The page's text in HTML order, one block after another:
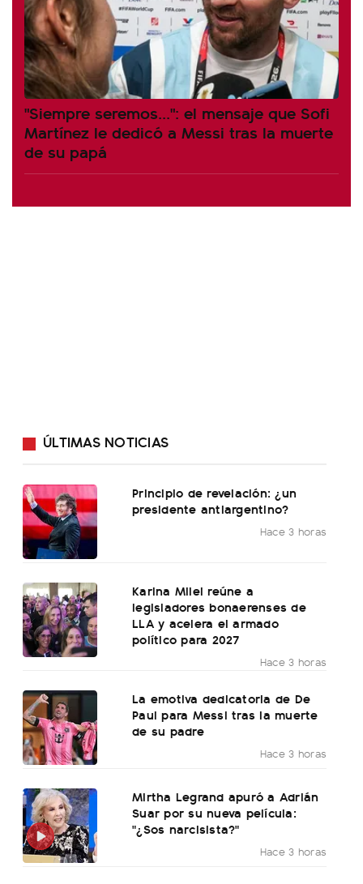
"Siempre seremos...": el mensaje que Sofi
Martínez le dedicó a Messi tras la muerte
de su papá
ÚLTIMAS NOTICIAS
Principio de revelación: ¿un
presidente antiargentino?
Hace 3 horas
Karina Milei reúne a
legisladores bonaerenses de
LLA y acelera el armado
político para 2027
Hace 3 horas
La emotiva dedicatoria de De
Paul para Messi tras la muerte
de su padre
Hace 3 horas
Mirtha Legrand apuró a Adrián
Suar por su nueva película:
"¿Sos narcisista?"
Hace 3 horas